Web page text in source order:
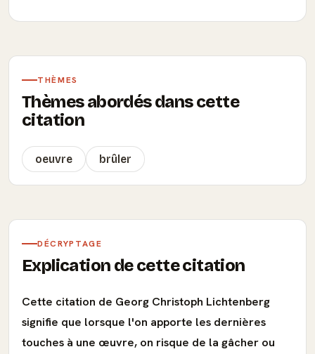
THÈMES
Thèmes abordés dans cette
citation
oeuvre brûler
DÉCRYPTAGE
Explication de cette citation
Cette citation de Georg Christoph Lichtenberg
signifie que lorsque l'on apporte les dernières
touches à une œuvre, on risque de la gâcher ou